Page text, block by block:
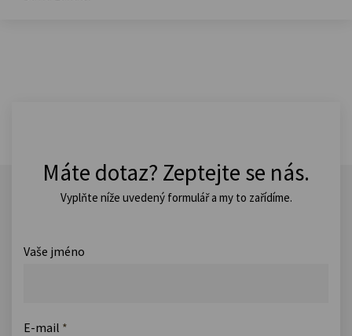
Máte dotaz? Zeptejte se nás.
Vyplňte níže uvedený formulář a my to zařídíme.
Vaše jméno
E-mail *